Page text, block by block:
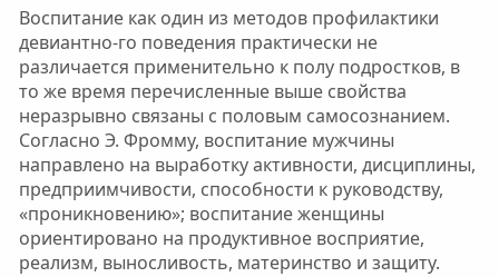
Воспитание как один из методов профилактики
девиантно-го поведения практически не
различается применительно к полу подростков, в
то же время перечисленные выше свойства
неразрывно связаны с половым самосознанием.
Согласно Э. Фромму, воспитание мужчины
направлено на выработку активности, дисциплины,
предприимчивости, способности к руководству,
«проникновению»; воспитание женщины
ориентировано на продуктивное восприятие,
реализм, выносливость, материнство и защиту.